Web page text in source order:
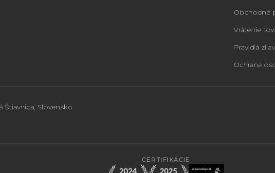
Obchodné
Vrátenie
Pravidlá
Ochrana
Štiavnica, Slovensko
CERTIFIKÁCIE